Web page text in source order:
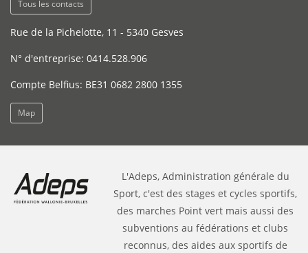
Tous les contacts
Rue de la Pichelotte, 11 - 5340 Gesves
N° d'entreprise: 0414.528.906
Compte Belfius: BE31 0682 2800 1355
Map
L'Adeps, Administration générale du
Sport, c'est des stages et cycles sportifs,
des marches Point vert mais aussi des
subventions au fédérations et clubs
reconnus, des aides aux sportifs de